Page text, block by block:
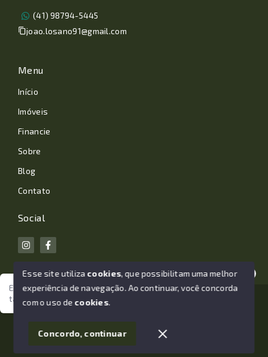
Estamos aqui para te ajudar. Vamos juntos nessa jornada
tão importante da sua vida?
(41) 98794-5445
joao.losano91@gmail.com
Menu
Início
Imóveis
Financie
Sobre
Blog
Contato
Social
© Copyright 2026 - João Losano Corretor de Imóveis -
SITE PARA IMOBILIARIA
Esse site utiliza cookies, que possibilitam uma melhor
experiência de navegação.Ao continuar, você concorda
com o uso de cookies.
Concordo, continuar